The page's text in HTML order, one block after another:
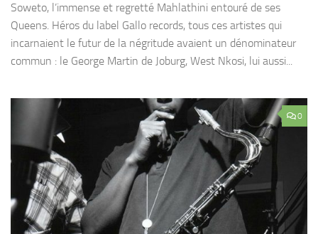
Soweto, l’immense et regretté Mahlathini entouré de ses
Queens. Héros du label Gallo records, tous ces artistes qui
incarnaient le futur de la négritude avaient un dénominateur
commun : le George Martin de Joburg, West Nkosi, lui aussi...
0